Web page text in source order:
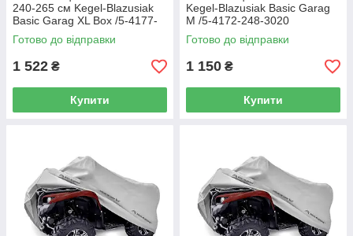
240-265 см Kegel-Blazusiak
Basic Garag XL Box /5-4177-
248-3020
Готово до відправки
1 522 ₴
Купити
Kegel-Blazusiak Basic Garag
М /5-4172-248-3020
Готово до відправки
1 150 ₴
Купити